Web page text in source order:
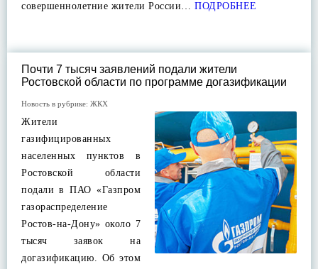
совершеннолетние жители России… ПОДРОБНЕЕ
Почти 7 тысяч заявлений подали жители
Ростовской области по программе догазификации
Новость в рубрике: ЖКХ
Жители
газифицированных
населенных пунктов в
Ростовской области
подали в ПАО «Газпром
газораспределение
Ростов-на-Дону» около 7
тысяч заявок на
догазификацию. Об этом